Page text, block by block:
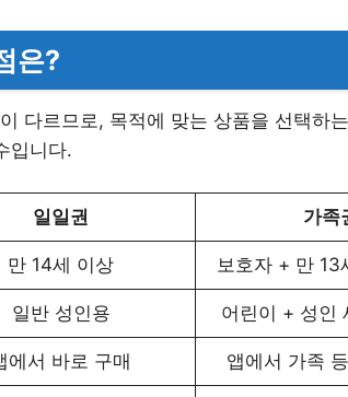
은?
다르므로, 목적에 맞는 상품을 선택하
입니다.
일일권 가족
만 14세 이상 보호자 + 만 13
일반 성인용 어린이 + 성인
에서 바로 구매 앱에서 가족